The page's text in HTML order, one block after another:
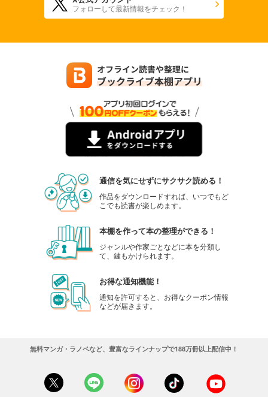
フォローして最新情報をチェック！
通信を気にせずにサクサク読める！
作品をダウンロードすれば、いつでもど
こでも読書が楽しめます。
本棚を作って本の整理ができる！
ジャンルや作家ごとなどに本を分類し
て、鍵もかけられます。
お得な通知機能！
通知を許可すると、お得なクーポン情報
などが届きます。
無料マンガ・ラノベなど、豊富なラインナップで188万冊以上配信中！